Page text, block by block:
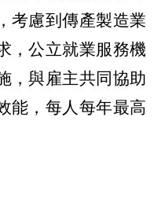
考慮到傳產製造業
，公立就業服務機
，與雇主共同協助
能，每人每年最高